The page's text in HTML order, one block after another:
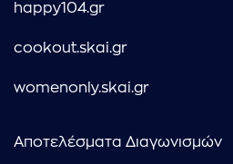
happy104.gr
cookout.skai.gr
womenonly.skai.gr
Αποτελέσματα Διαγωνισμών